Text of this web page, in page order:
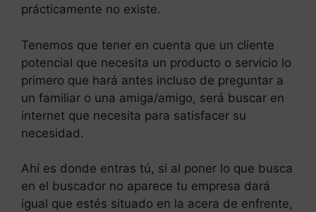
prácticamente no existe.
Tenemos que tener en cuenta que un cliente
potencial que necesita un producto o servicio lo
primero que hará antes incluso de preguntar a
un familiar o una amiga/amigo, será buscar en
internet que necesita para satisfacer su
necesidad.
Ahí es donde entras tú, si al poner lo que busca
en el buscador no aparece tu empresa dará
igual que estés situado en la acera de enfrente,